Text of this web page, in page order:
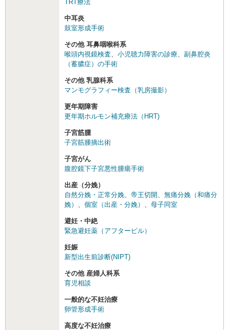
TRT療法
中耳炎
鼓室形成手術
その他 耳鼻咽喉科系
喉頭内視鏡検査
小児聴力障害の診療
副鼻腔炎
（蓄膿症）の手術
その他 乳腺科系
マンモグラフィー検査（乳房撮影）
更年期障害
更年期ホルモン補充療法（HRT)
子宮筋腫
子宮筋腫摘出術
子宮がん
腹腔鏡下子宮悪性腫瘍手術
出産（分娩）
自然分娩・正常分娩
帝王切開
無痛分娩（和痛分
娩）
個室（出産・分娩） 母子同室
避妊・中絶
緊急避妊薬（アフターピル）
妊娠
新型出生前診断(NIPT)
その他 産婦人科系
育児相談
一般的な不妊治療
卵管形成手術
高度な不妊治療